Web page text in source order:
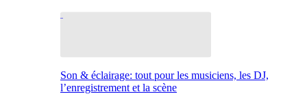
Son & éclairage: tout pour les musiciens, les DJ,
l’enregistrement et la scène